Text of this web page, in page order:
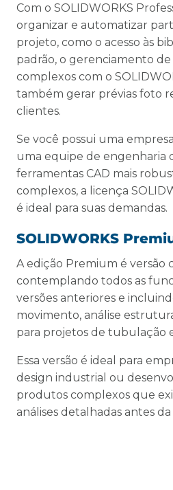
Com o SOLIDWORKS
organizar e automatizar
projeto, como o acesso às
padrão, o gerenciamento
complexos com o
também gerar prévias foto
clientes.
Se você possui uma
uma equipe de engenharia
ferramentas CAD mais
complexos, a licença
é ideal para suas demandas.
SOLIDWORKS
A edição Premium é versão
contemplando todos as
versões anteriores e
movimento, análise
para projetos de tubulação
Essa versão é ideal para
design industrial ou
produtos complexos que
análises detalhadas antes